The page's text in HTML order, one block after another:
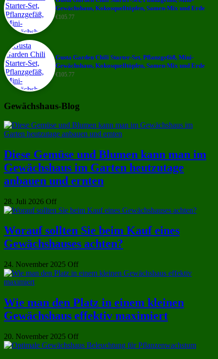
Gewächshaus, Kokosquelltöpfen, Samen-Mix und Erde
€105.77
Gusta Garden Chili Starter-Set, Pflanzgefäß, Mini-
Gewächshaus, Kokosquelltöpfen, Samen-Mix und Erde
€105.77
Gewächshaus-Blog
Diese Gemüse und Blumen kann man im
Gewächshaus im Garten heutzutage
anbauen und ernten
28. Juli 2026 Off
Worauf sollten Sie beim Kauf eines
Gewächshauses achten?
24. November 2025 Off
Wie man den Platz in einem kleinen
Gewächshaus effektiv maximiert
20. November 2025 Off